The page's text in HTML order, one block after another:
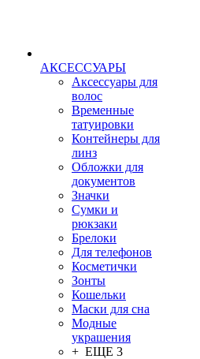
АКСЕССУАРЫ
Аксессуары для
волос
Временные
татуировки
Контейнеры для
линз
Обложки для
документов
Значки
Сумки и
рюкзаки
Брелоки
Для телефонов
Косметички
Зонты
Кошельки
Маски для сна
Модные
украшения
+ ЕЩЕ 3